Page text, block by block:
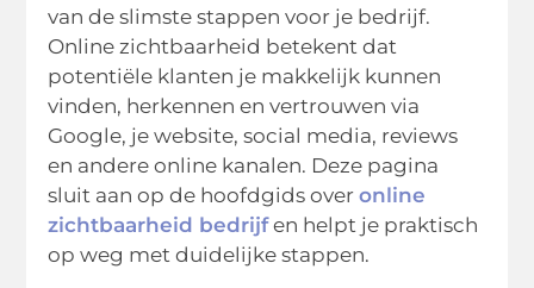
van de slimste stappen voor je bedrijf.
Online zichtbaarheid betekent dat
potentiële klanten je makkelijk kunnen
vinden, herkennen en vertrouwen via
Google, je website, social media, reviews
en andere online kanalen. Deze pagina
sluit aan op de hoofdgids overonline
zichtbaarheid bedrijfen helpt je praktisch
op weg met duidelijke stappen.